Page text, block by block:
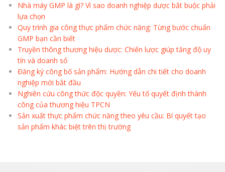
Nhà máy GMP là gì? Vì sao doanh nghiệp dược bắt buộc phải
lựa chọn
Quy trình gia công thực phẩm chức năng: Từng bước chuẩn
GMP bạn cần biết
Truyền thông thương hiệu dược: Chiến lược giúp tăng độ uy
tín và doanh số
Đăng ký công bố sản phẩm: Hướng dẫn chi tiết cho doanh
nghiệp mới bắt đầu
Nghiên cứu công thức độc quyền: Yếu tố quyết định thành
công của thương hiệu TPCN
Sản xuất thực phẩm chức năng theo yêu cầu: Bí quyết tạo
sản phẩm khác biệt trên thị trường